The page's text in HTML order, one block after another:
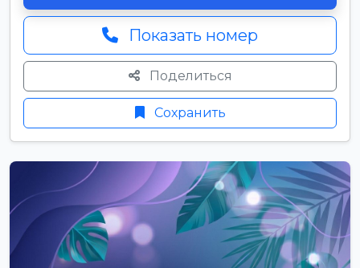
Показать номер
Поделиться
Сохранить